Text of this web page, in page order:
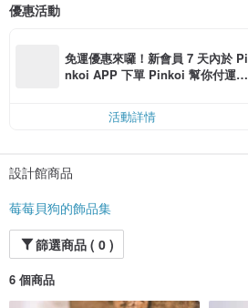
優惠活動
免運優惠來囉！新會員 7 天內於 Pi
nkoi APP 下單 Pinkoi 幫你付運
活動詳情
設計館商品
莓莓貝狗的飾品集
篩選商品 ( 0 )
6 個商品